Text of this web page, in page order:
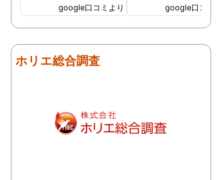
google口コミより
のが、スゴく早く問題を
決していただき、大変助
りました。 次回も是非
しろ最初の相談の段階が
google口コミ
ホリエ総合調査